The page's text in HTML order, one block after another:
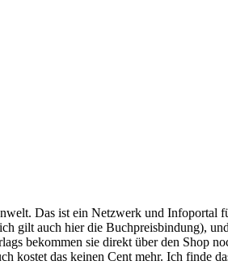
Das ist ein Netzwerk und Infoportal
gilt auch hier die Buchpreisbindung),
bekommen sie direkt über den Shop
kostet das keinen Cent mehr. Ich finde